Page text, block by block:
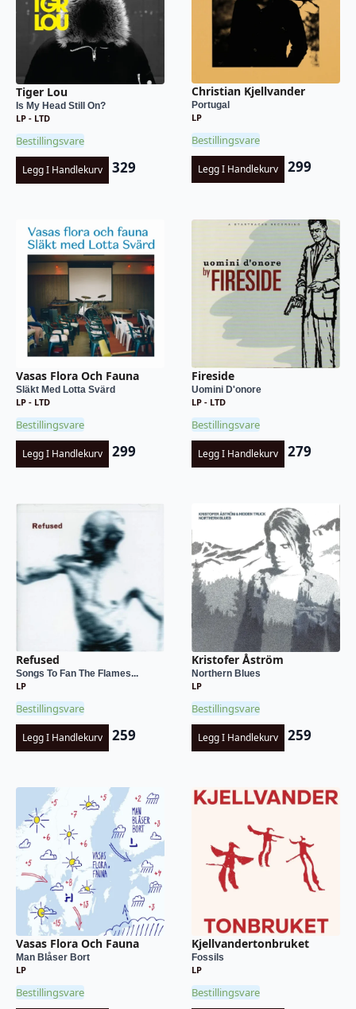
Tiger Lou
Is My Head Still On?
LP - LTD
Bestillingsvare
Legg I Handlekurv 329
Christian Kjellvander
Portugal
LP
Bestillingsvare
Legg I Handlekurv 299
Vasas Flora Och Fauna
Släkt Med Lotta Svärd
LP - LTD
Bestillingsvare
Legg I Handlekurv 299
Fireside
Uomini D'onore
LP - LTD
Bestillingsvare
Legg I Handlekurv 279
Refused
Songs To Fan The Flames...
LP
Bestillingsvare
Legg I Handlekurv 259
Kristofer Åström
Northern Blues
LP
Bestillingsvare
Legg I Handlekurv 259
Vasas Flora Och Fauna
Man Blåser Bort
LP
Bestillingsvare
Kjellvandertonbruket
Fossils
LP
Bestillingsvare